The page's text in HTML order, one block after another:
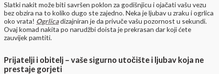
Slatki nakit može biti savršen poklon za godišnjicu i ojačati vašu vezu
bez obzira na to koliko dugo ste zajedno. Neka je ljubav u zraku i ogrlica
oko vrata! Ogrlicadizajniran je da privuče vašu pozornost u sekundi.
Ovaj komad nakita po narudžbi doista je prekrasan dar koji ćete
zauvijek pamtiti.
Prijatelji i obitelj – vaše sigurno utočište i ljubav koja ne
prestaje gorjeti